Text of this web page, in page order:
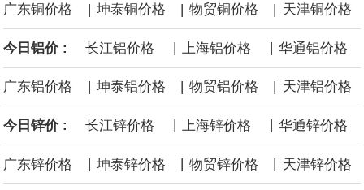
沙特下调了对亚洲的主要原油价格，与此同时，各方正就一项旨在
缓解霍尔木兹海峡航运压力的协议进行谈判。尽管胡塞武装的威胁
危及了经由红海向东运输原油的替代路线，但沙特方面仍下调了价
格。
广东铜价格 | 坤泰铜价格 | 物贸铜价格 | 天津铜价格
今日铝价 : 长江铝价格 上海铝价格 华通铝价格
广东铝价格 | 坤泰铝价格 | 物贸铝价格 | 天津铝价格
今日锌价 : 长江锌价格 上海锌价格 华通锌价格
广东锌价格 | 坤泰锌价格 | 物贸锌价格 | 天津锌价格